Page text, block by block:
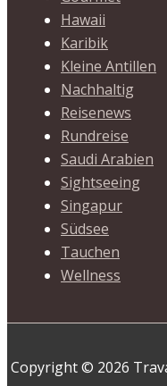
Hawaii
Karibik
Kleine Antillen
Nachhaltig
Reisenews
Rundreise
Saudi Arabien
Sightseeing
Singapur
Südsee
Tauchen
Wellness
Copyright © 2026